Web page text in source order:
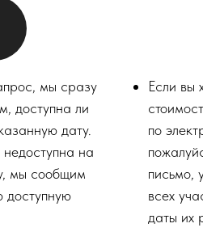
мы сразу
доступна ли
дату.
недоступна на
мы сообщим
Если вы
по
письмо,
всех
даты их